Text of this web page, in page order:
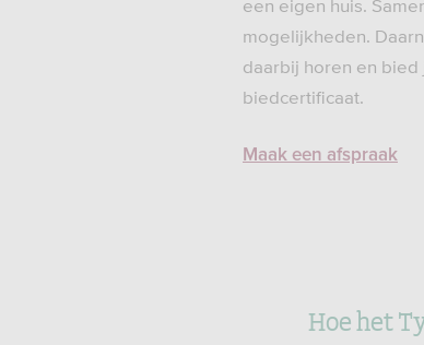
een eigen huis.
mogelijkheden.
daarbij horen en
biedcertificaat.
Maak een afspraak
Hoe het